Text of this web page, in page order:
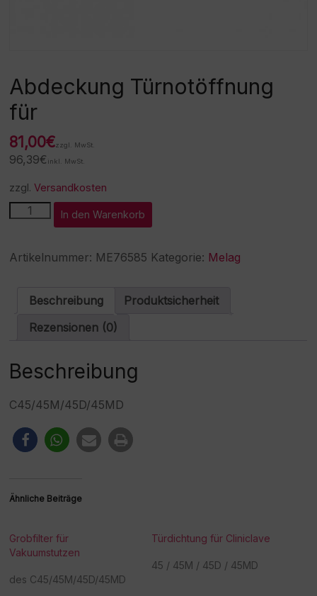
Abdeckung Türnotöffnung
für
81,00€zzgl. MwSt.
96,39€ inkl. MwSt.
zzgl.Versandkosten
Abdeckung
Türnotöffnung
Menge
In den Warenkorb
l
e
r
t
Artikelnummer: ME76585 Kategorie: Melag
Beschreibung
Produktsicherheit
Rezensionen (0)
Beschreibung
C45/45M/45D/45MD
Ähnliche Beiträge
Grobfilter für
Vakuumstutzen
des C45/45M/45D/45MD
Türdichtung für Cliniclave
45 / 45M / 45D / 45MD